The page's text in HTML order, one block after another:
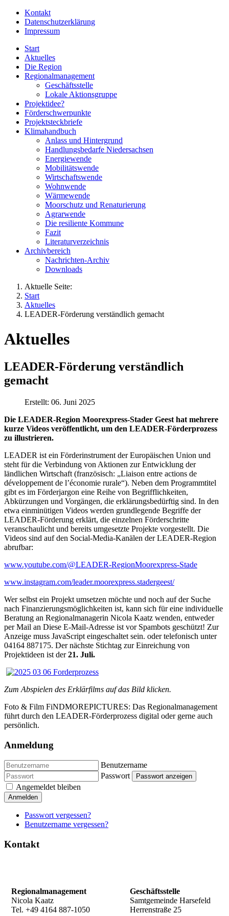
Kontakt
Datenschutzerklärung
Impressum
Start
Aktuelles
Die Region
Regionalmanagement
Geschäftsstelle
Lokale Aktionsgruppe
Projektidee?
Förderschwerpunkte
Projektsteckbriefe
Klimahandbuch
Anlass und Hintergrund
Handlungsbedarfe Niedersachsen
Energiewende
Mobilitätswende
Wirtschaftswende
Wohnwende
Wärmewende
Moorschutz und Renaturierung
Agrarwende
Die resiliente Kommune
Fazit
Literaturverzeichnis
Archivbereich
Nachrichten-Archiv
Downloads
Aktuelle Seite:
Start
Aktuelles
LEADER-Förderung verständlich gemacht
Aktuelles
LEADER-Förderung verständlich
gemacht
Erstellt: 06. Juni 2025
Die LEADER-Region Moorexpress-Stader Geest hat mehrere
kurze Videos veröffentlicht, um den LEADER-Förderprozess
zu illustrieren.
LEADER ist ein Förderinstrument der Europäischen Union und
steht für die Verbindung von Aktionen zur Entwicklung der
ländlichen Wirtschaft (französisch: „Liaison entre actions de
développement de l’économie rurale“). Neben dem Programmtitel
gibt es im Förderjargon eine Reihe von Begrifflichkeiten,
Abkürzungen und Vorgängen, die erklärungsbedürftig sind. In den
etwa einminütigen Videos werden grundlegende Begriffe der
LEADER-Förderung erklärt, die einzelnen Förderschritte
veranschaulicht und bereits umgesetzte Projekte vorgestellt. Die
Videos sind auf den Social-Media-Kanälen der LEADER-Region
abrufbar:
www.youtube.com/@LEADER-RegionMoorexpress-Stade
www.instagram.com/leader.moorexpress.stadergeest/
Wer selbst ein Projekt umsetzen möchte und noch auf der Suche
nach Finanzierungsmöglichkeiten ist, kann sich für eine individuelle
Beratung an Regionalmanagerin Nicola Kaatz wenden, entweder
per Mail an Diese E-Mail-Adresse ist vor Spambots geschützt! Zur
Anzeige muss JavaScript eingeschaltet sein. oder telefonisch unter
04164 887175. Der nächste Stichtag zur Einreichung von
Projektideen ist der21. Juli.
Zum Abspielen des Erklärfilms auf das Bild klicken.
Foto & Film FiNDMOREPICTURES: Das Regionalmanagement
führt durch den LEADER-Förderprozess digital oder gerne auch
persönlich.
Anmeldung
Benutzername
Passwort
Passwort anzeigen
Angemeldet bleiben
Anmelden
Passwort vergessen?
Benutzername vergessen?
Kontakt
Regionalmanagement
Nicola Kaatz
Tel. +49 4164 887-1050
Geschäftsstelle
Samtgemeinde Harsefeld
Herrenstraße 25